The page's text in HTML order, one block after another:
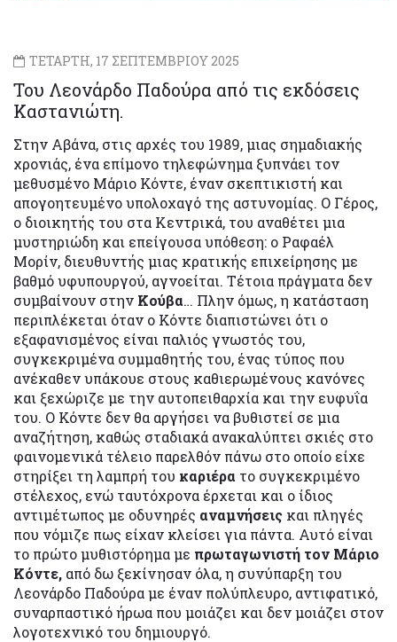
ΤΕΤΑΡΤΗ, 17 ΣΕΠΤΕΜΒΡΙΟΥ 2025
Του Λεονάρδο Παδούρα από τις εκδόσεις
Καστανιώτη.
Στην Αβάνα, στις αρχές του 1989, μιας σημαδιακής
χρονιάς, ένα επίμονο τηλεφώνημα ξυπνάει τον
μεθυσμένο Μάριο Κόντε, έναν σκεπτικιστή και
απογοητευμένο υπολοχαγό της αστυνομίας. Ο Γέρος,
ο διοικητής του στα Κεντρικά, του αναθέτει μια
μυστηριώδη και επείγουσα υπόθεση: ο Ραφαέλ
Μορίν, διευθυντής μιας κρατικής επιχείρησης με
βαθμό υφυπουργού, αγνοείται. Τέτοια πράγματα δεν
συμβαίνουν στην Κούβα… Πλην όμως, η κατάσταση
περιπλέκεται όταν ο Κόντε διαπιστώνει ότι ο
εξαφανισμένος είναι παλιός γνωστός του,
συγκεκριμένα συμμαθητής του, ένας τύπος που
ανέκαθεν υπάκουε στους καθιερωμένους κανόνες
και ξεχώριζε με την αυτοπειθαρχία και την ευφυΐα
του. Ο Κόντε δεν θα αργήσει να βυθιστεί σε μια
αναζήτηση, καθώς σταδιακά ανακαλύπτει σκιές στο
φαινομενικά τέλειο παρελθόν πάνω στο οποίο είχε
στηρίξει τη λαμπρή του καριέρα το συγκεκριμένο
στέλεχος, ενώ ταυτόχρονα έρχεται και ο ίδιος
αντιμέτωπος με οδυνηρές αναμνήσεις και πληγές
που νόμιζε πως είχαν κλείσει για πάντα. Αυτό είναι
το πρώτο μυθιστόρημα με πρωταγωνιστή τον Μάριο
Κόντε, από δω ξεκίνησαν όλα, η συνύπαρξη του
Λεονάρδο Παδούρα με έναν πολύπλευρο, αντιφατικό,
συναρπαστικό ήρωα που μοιάζει και δεν μοιάζει στον
λογοτεχνικό του δημιουργό.